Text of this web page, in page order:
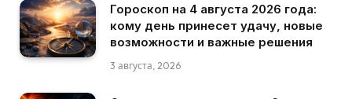
Гороскоп на 4 августа 2026 года:
кому день принесет удачу, новые
возможности и важные решения
3 августа, 2026